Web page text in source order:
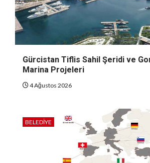
Gürcistan Tiflis Sahil Şeridi ve
Marina Projeleri
4 Ağustos 2026
BELEDIYE